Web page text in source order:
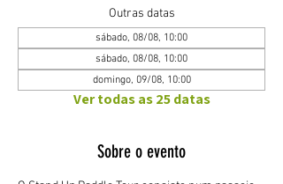
Outras datas
sábado, 08/08, 10:00
sábado, 08/08, 10:00
domingo, 09/08, 10:00
Ver todas as 25 datas
Sobre o evento